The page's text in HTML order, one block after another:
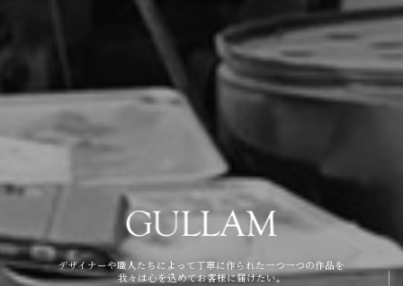
デザイナーや職人たちによって丁寧に作られた一つ一つの作品を
我々は心を込めてお客様に届けたい。